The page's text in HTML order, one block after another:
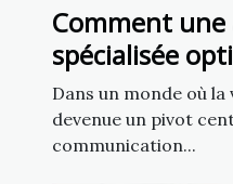
Comment une
spécialisée
présence sur
sociaux ?
Dans un monde où
devenue un pivot
communication...